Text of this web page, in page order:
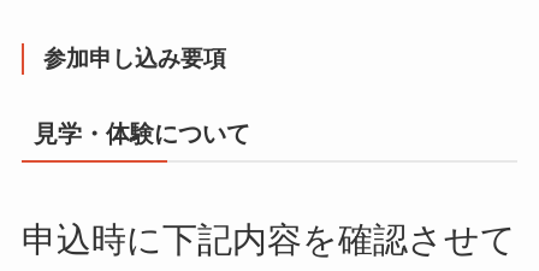
参加申し込み要項
見学・体験について
申込時に下記内容を確認させて